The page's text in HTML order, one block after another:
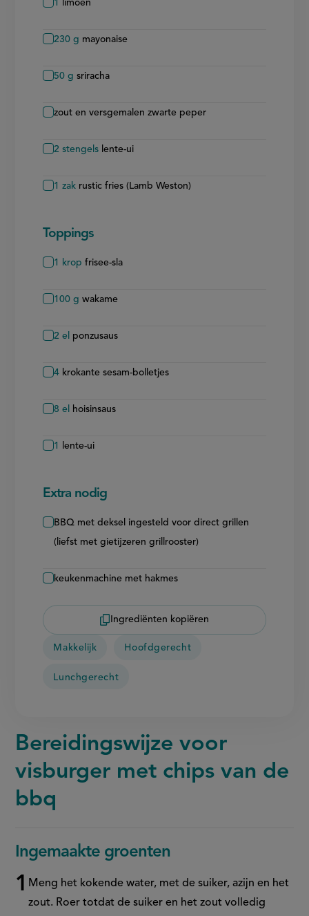
1 limoen
230g mayonaise
50 g sriracha
zout en versgemalen zwarte peper
2 stengels lente-ui
1 zak rustic fries (Lamb Weston)
Toppings
1 krop frisee-sla
100 g wakame
2 el ponzusaus
4 krokante sesam-bolletjes
8 el hoisinsaus
1 lente-ui
Extra nodig
BBQ met deksel ingesteld voor direct grillen
(liefst met gietijzeren grillrooster)
keukenmachine met hakmes
Ingrediënten kopiëren
Makkelijk Hoofdgerecht
Lunchgerecht
Bereidingswijze voor
visburger met chips van de
bbq
Ingemaakte groenten
Meng het kokende water, met de suiker, azijn en het
zout. Roer totdat de suiker en het zout volledig